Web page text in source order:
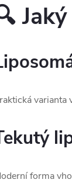
varianta
forma